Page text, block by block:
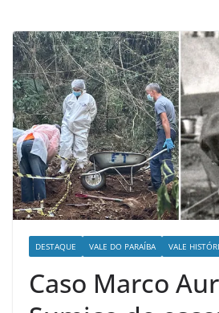
DESTAQUE VALE DO PARAÍBA VALE
Caso Marco